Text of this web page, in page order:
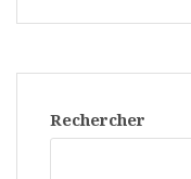
Rechercher